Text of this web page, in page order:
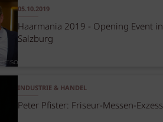
05.10.2019
Haarmania 2019 - Opening Event in
Salzburg
INDUSTRIE & HANDEL
Peter Pfister: Friseur-Messen-Exzess